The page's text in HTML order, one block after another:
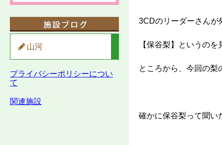
3CDのリーダーさんが
【保谷梨】というの
ところから、今回の梨
確かに保谷梨って聞い
山河
プライバシーポリシーについ
て
関連施設